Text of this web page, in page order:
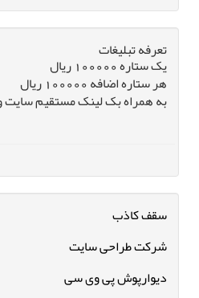
تعرفه تبلیغات
یک ستاره 100000 ریال
هر ستاره اضافه 100000 ریال
به همراه بک لینک مستقیم سایت
سقف کاذب
شرکت طراحی سایت
دیوارپوش پی وی سی